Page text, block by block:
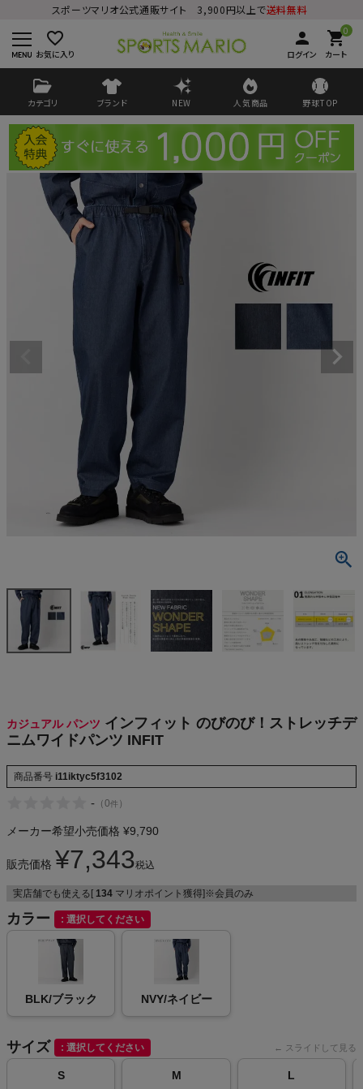
スポーツマリオ公式通販サイト 3,900円以上で送料無料
favorite_border
お気に入り
person
ログイン
0
shopping_cart
カート
カテゴリ ブランド NEW 人気商品 野球TOP
ログイン 会員登録
ようこそ ゲスト 様
商品が見つからない方はこちら
最近閲覧した商品
ムワイドパン
ツ INFIT
(税込)
NIKE
CHUMS
HOKA
もっと見る
メンズカジュアルウェア
レディースカジュアルウェア
メンズスポーツウェア
レディーススポーツウェア
カジュアル パンツ インフィット のびのび！ストレッチデ
ニムワイドパンツ INFIT
商品番号 i11iktyc5f3102
- （0件 ）
メーカー希望小売価格 ¥9,790
販売価格 ¥7,343税込
実店舗でも使える[ 134 マリオポイント獲得]※会員のみ
カラー 選択してください
BLK/ブラック NVY/ネイビー
サイズ 選択してください
S M L